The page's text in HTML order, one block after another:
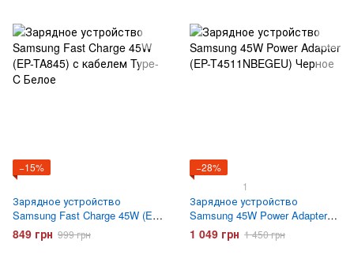
−15%
Зарядное устройство
Samsung Fast Charge 45W (EP-
TA845) с кабелем Type-C
Белое
849 грн 999 грн
−28%
1
Зарядное устройство
Samsung 45W Power Adapter
(EP-T4511NBEGEU) Черное
1 049 грн 1 450 грн